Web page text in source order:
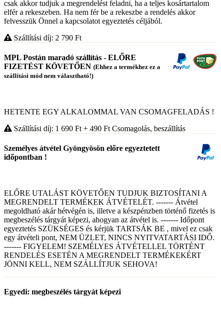
csak akkor tudjuk a megrendelést feladni, ha a teljes kosártartalom
elfér a rekeszeben. Ha nem fér be a rekeszbe a rendelés akkor
felvesszük Önnel a kapcsolatot egyeztetés céljából.
Szállítási díj: 2 790 Ft
MPL Postán maradó szállítás - ELŐRE
FIZETÉST KÖVETŐEN (Ehhez a termékhez ez a
szállítási mód nem választható!)
HETENTE EGY ALKALOMMAL VAN CSOMAGFELADÁS !
Szállítási díj: 1 690 Ft + 490 Ft Csomagolás, beszállítás
Személyes átvétel Gyöngyösön előre egyeztetett
időpontban !
ELŐRE UTALÁST KÖVETŐEN TUDJUK BIZTOSÍTANI A
MEGRENDELT TERMÉKEK ÁTVÉTELÉT. ------- Átvétel
megoldható akár hétvégén is, illetve a készpénzben történő fizetés is
megbeszélés tárgyát képezi, ahogyan az átvétel is. ------- Időpont
egyeztetés SZÜKSÉGES és kérjük TARTSÁK BE , mivel ez csak
egy átvételi pont, NEM ÜZLET, NINCS NYITVATARTÁSI IDŐ.
------- FIGYELEM! SZEMÉLYES ÁTVÉTELLEL TÖRTÉNT
RENDELÉS ESETÉN A MEGRENDELT TERMÉKEKÉRT
JÖNNI KELL, NEM SZÁLLÍTJUK SEHOVA!
Egyedi: megbeszélés tárgyát képezi